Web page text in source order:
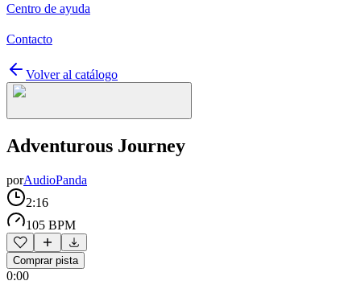
Centro de ayuda
Contacto
Volver al catálogo
Adventurous Journey
porAudioPanda
2:16
105 BPM
Comprar pista
0:00